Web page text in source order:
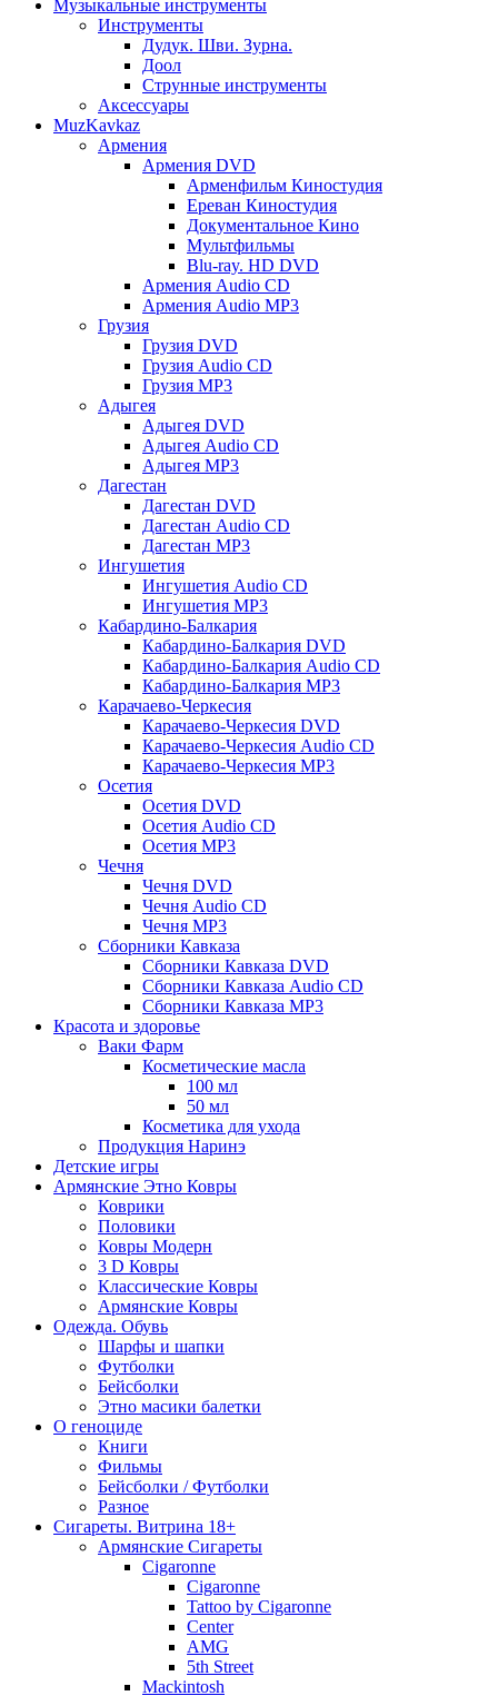
Музыкальные инструменты
Инструменты
Дудук. Шви. Зурна.
Доол
Струнные инструменты
Аксессуары
MuzKavkaz
Армения
Армения DVD
Арменфильм Киностудия
Ереван Киностудия
Документальное Кино
Мультфильмы
Blu-ray. HD DVD
Армения Audio CD
Армения Audio MP3
Грузия
Грузия DVD
Грузия Audio CD
Грузия MP3
Адыгея
Адыгея DVD
Адыгея Audio CD
Адыгея MP3
Дагестан
Дагестан DVD
Дагестан Audio CD
Дагестан MP3
Ингушетия
Ингушетия Audio CD
Ингушетия MP3
Кабардино-Балкария
Кабардино-Балкария DVD
Кабардино-Балкария Audio CD
Кабардино-Балкария MP3
Карачаево-Черкесия
Карачаево-Черкесия DVD
Карачаево-Черкесия Audio CD
Карачаево-Черкесия MP3
Осетия
Осетия DVD
Осетия Audio CD
Осетия MP3
Чечня
Чечня DVD
Чечня Audio CD
Чечня MP3
Сборники Кавказа
Сборники Кавказа DVD
Сборники Кавказа Audio CD
Сборники Кавказа MP3
Красота и здоровье
Ваки Фарм
Косметические масла
100 мл
50 мл
Косметика для ухода
Продукция Наринэ
Детские игры
Армянские Этно Ковры
Коврики
Половики
Ковры Модерн
3 D Ковры
Классические Ковры
Армянские Ковры
Одежда. Обувь
Шарфы и шапки
Футболки
Бейсболки
Этно масики балетки
О геноциде
Книги
Фильмы
Бейсболки / Футболки
Разное
Сигареты. Витрина 18+
Армянские Сигареты
Cigaronne
Cigaronne
Tattoo by Cigaronne
Center
AMG
5th Street
Mackintosh